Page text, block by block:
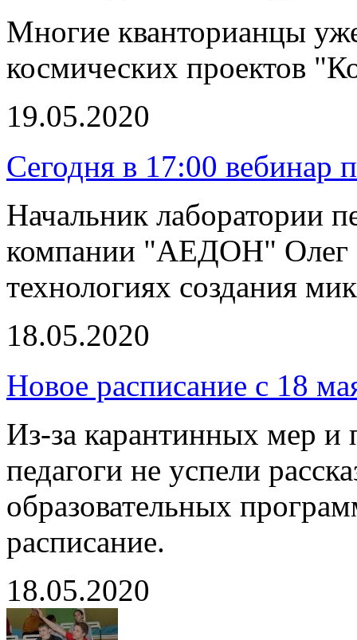
Многие кванторианцы
космических проектов
19.05.2020
Сегодня в 17:00 вебинар
Начальник лаборатории
компании "АЕДОН" Олег
технологиях создания
18.05.2020
Новое расписание с 18
Из-за карантинных мер и
педагоги не успели
образовательных
расписание.
18.05.2020